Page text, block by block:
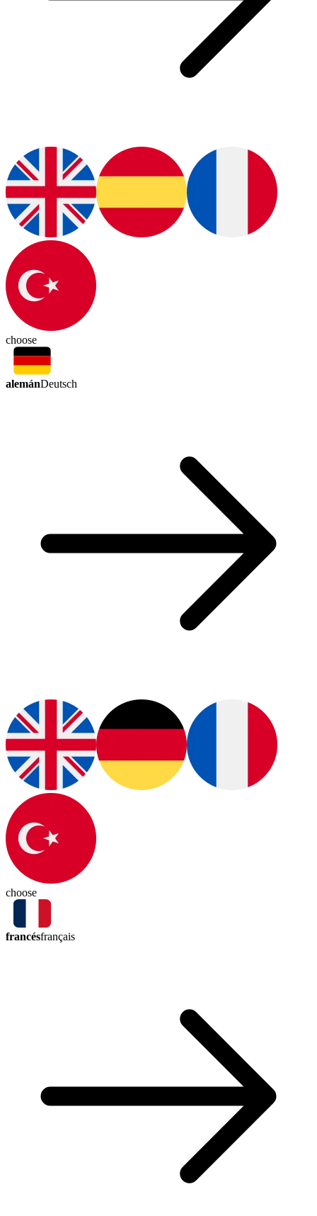
choose
alemánDeutsch
choose
francésfrançais